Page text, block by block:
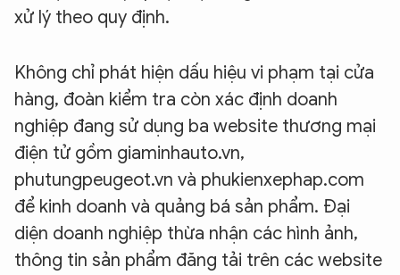
xử lý theo quy định.
Không chỉ phát hiện dấu hiệu vi phạm tại cửa
hàng, đoàn kiểm tra còn xác định doanh
nghiệp đang sử dụng ba website thương mại
điện tử gồm giaminhauto.vn,
phutungpeugeot.vn và phukienxephap.com
để kinh doanh và quảng bá sản phẩm. Đại
diện doanh nghiệp thừa nhận các hình ảnh,
thông tin sản phẩm đăng tải trên các website